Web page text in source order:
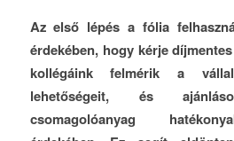
Az első lépés a fólia
érdekében, hogy kérje
kollégáink felmérik a
lehetőségeit, és
csomagolóanyag